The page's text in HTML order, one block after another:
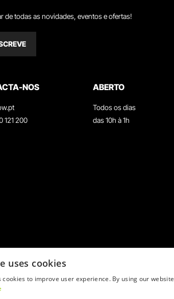
de todas as novidades, eventos e ofertas!
NOS
121 200
ABERTO
Todos os dias
das 10h à 1h
uses cookies
cookies to improve user experience. By using our